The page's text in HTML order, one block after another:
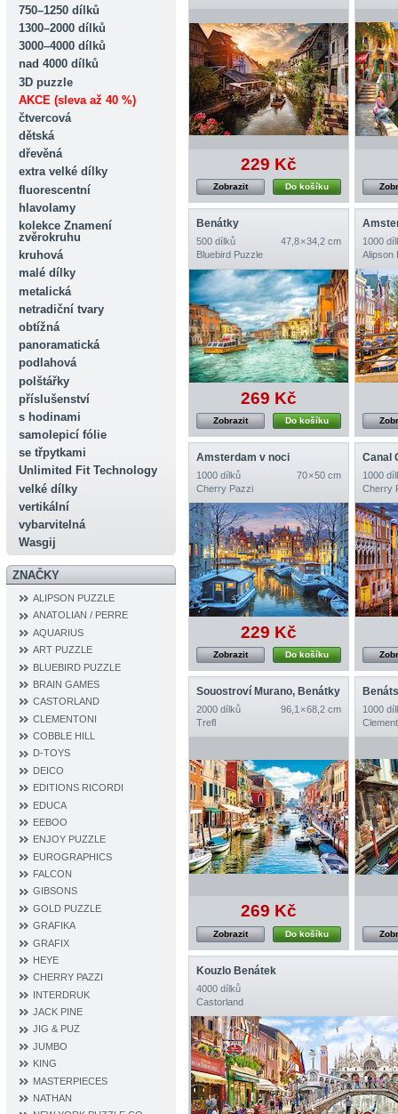
750–1250 dílků
1300–2000 dílků
3000–4000 dílků
nad 4000 dílků
3D puzzle
AKCE (sleva až 40 %)
čtvercová
dětská
dřevěná
extra velké dílky
fluorescentní
hlavolamy
kolekce Znamení
zvěrokruhu
kruhová
malé dílky
metalická
netradiční tvary
obtížná
panoramatická
podlahová
polštářky
příslušenství
s hodinami
samolepicí fólie
se třpytkami
Unlimited Fit Technology
velké dílky
vertikální
vybarvitelná
Wasgij
ZNAČKY
ALIPSON PUZZLE
ANATOLIAN / PERRE
AQUARIUS
ART PUZZLE
BLUEBIRD PUZZLE
BRAIN GAMES
CASTORLAND
CLEMENTONI
COBBLE HILL
D‐TOYS
DEICO
EDITIONS RICORDI
EDUCA
EEBOO
ENJOY PUZZLE
EUROGRAPHICS
FALCON
GIBSONS
GOLD PUZZLE
GRAFIKA
GRAFIX
HEYE
CHERRY PAZZI
INTERDRUK
JACK PINE
JIG & PUZ
JUMBO
KING
MASTERPIECES
NATHAN
229 Kč
Do košíku
Zobrazit
Benátky
500 dílků
47,8 × 34,2 cm
Bluebird Puzzle
269 Kč
Do košíku
Zobrazit
1000
Alipson
Amsterdam v noci
1000 dílků
70 × 50 cm
Cherry Pazzi
229 Kč
Do košíku
Zobrazit
Canal
1000
Cherry
Souostroví Murano, Benátky
2000 dílků
96,1 × 68,2 cm
Trefl
269 Kč
Do košíku
Zobrazit
1000
Kouzlo Benátek
4000 dílků
Castorland